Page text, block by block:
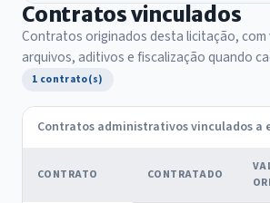
Contratos vinculados
Contratos originados desta licitação, com
arquivos, aditivos e fiscalização quando
1 contrato(s)
Contratos administrativos vinculados a
CONTRATO CONTRATADO